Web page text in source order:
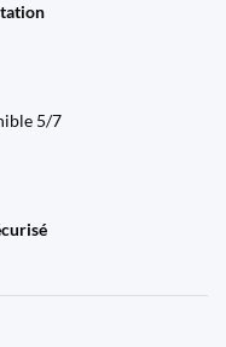
5/7